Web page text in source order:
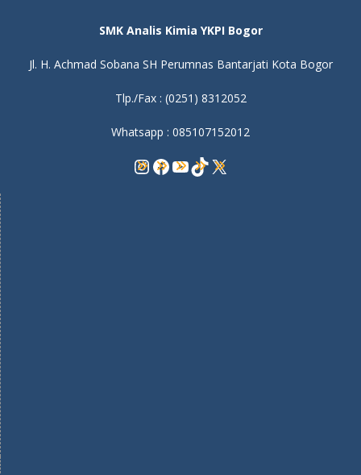
SMK Analis Kimia YKPI Bogor
Jl. H. Achmad Sobana SH Perumnas Bantarjati Kota Bogor
Tlp./Fax : (0251) 8312052
Whatsapp : 085107152012
Instagram
Facebook
YouTube
TikTok
X